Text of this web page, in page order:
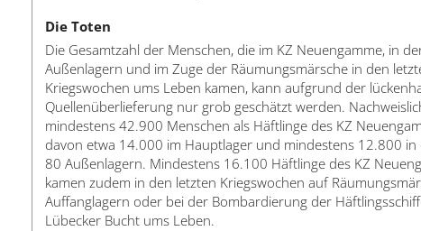
Die Toten
Die Gesamtzahl der Menschen, die im KZ Neuengamme, in
Außenlagern und im Zuge der Räumungsmärsche in den
Kriegswochen ums Leben kamen, kann aufgrund der
Quellenüberlieferung nur grob geschätzt werden.
mindestens 42.900 Menschen als Häftlinge des KZ
davon etwa 14.000 im Hauptlager und mindestens 12.800
80 Außenlagern. Mindestens 16.100 Häftlinge des KZ
kamen zudem in den letzten Kriegswochen auf
Auffanglagern oder bei der Bombardierung der
Lübecker Bucht ums Leben.